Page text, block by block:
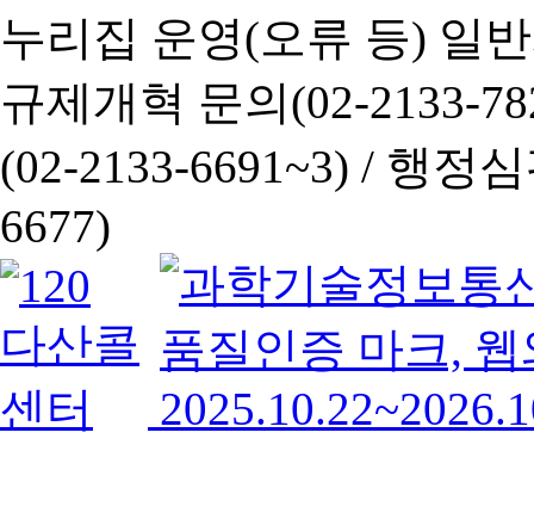
누리집 운영(오류 등) 일
규제개혁 문의(02-2133-
(02-2133-6691~3) / 행정심
6677)